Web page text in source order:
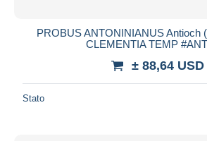
PROBUS ANTONINIANUS Antioch
CLEMENTIA TEMP
± 88,64 USD
Stato